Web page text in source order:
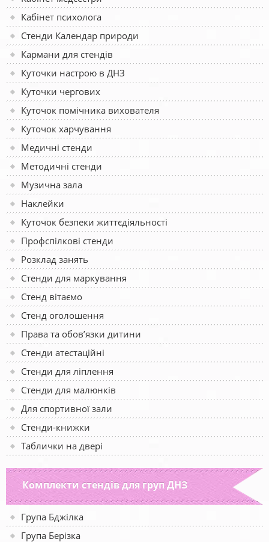
Кабінет психолога
Стенди Календар природи
Кармани для стендів
Куточки настрою в ДНЗ
Куточки чергових
Куточок помічника вихователя
Куточок харчування
Медичні стенди
Методичні стенди
Музична зала
Наклейки
Куточок безпеки життєдіяльності
Профспілкові стенди
Розклад занять
Стенди для маркування
Стенд вітаємо
Стенд оголошення
Права та обов’язки дитини
Стенди атестаційні
Стенди для ліплення
Стенди для малюнків
Для спортивної зали
Стенди-книжки
Таблички на двері
Комплекти стендів для груп ДНЗ
Група Бджілка
Група Берізка